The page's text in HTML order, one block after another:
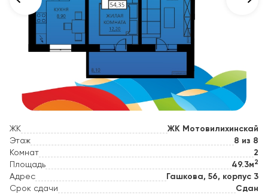
ЖК
ЖК Мотовилихинскай
Этаж
8 из 8
Комнат
2
Площадь
49.3м 2
Адрес
Гашкова, 56, корпус 3
Срок сдачи
Сдан